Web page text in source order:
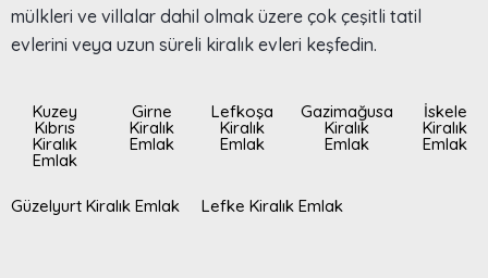
mülkleri ve villalar dahil olmak üzere çok çeşitli tatil
evlerini veya uzun süreli kiralık evleri keşfedin.
Kuzey
Kıbrıs
Kiralık
Emlak
Girne
Kiralık
Emlak
Lefkoşa
Kiralık
Emlak
Gazimağusa
Kiralık
Emlak
İskele
Kiralık
Emlak
Güzelyurt Kiralık Emlak Lefke Kiralık Emlak